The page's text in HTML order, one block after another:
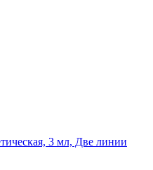
3 мл, Две линии